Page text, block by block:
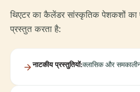
थिएटर का कैलेंडर सांस्कृतिक पेशकशों का
प्रस्तुत करता है:
नाटकीय प्रस्तुतियों:क्लासिक और